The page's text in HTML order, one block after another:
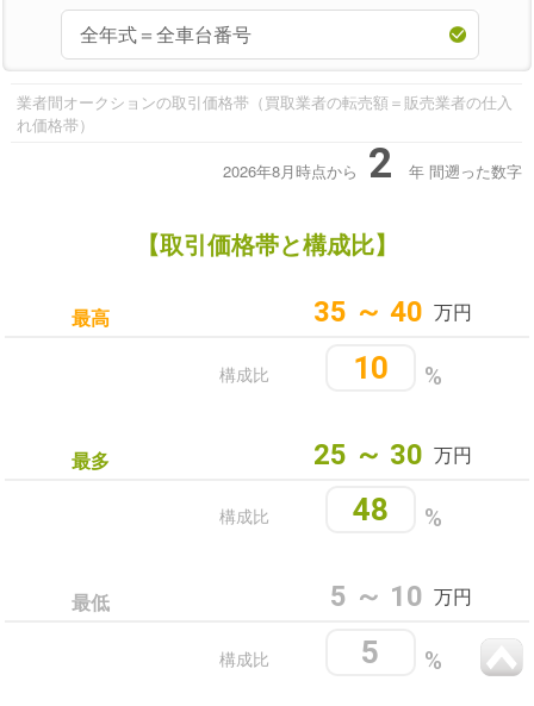
業者間オークションの取引価格帯（買取業者の転売額＝販売業者の仕入
れ価格帯）
2026年8月時点から 2 年 間遡った数字
【取引価格帯と構成比】
最高 35 ～ 40 万円
%
10
構成比
最多 25 ～ 30 万円
%
48
構成比
最低 5 ～ 10 万円
%
5
構成比